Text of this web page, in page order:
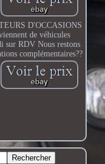
D'OCCASIONS
de véhicules
sur RDV Nous restons
complémentaires??